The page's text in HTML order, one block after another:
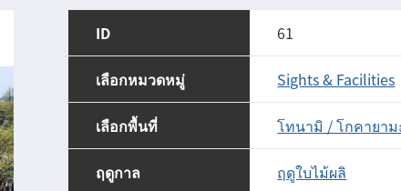
ID 61
เลือกหมวดหมู่ Sights & Facilities
เลือกพื้นที่ โทนามิ / โกคายาม
ฤดูกาล ฤดูใบไม้ผลิ